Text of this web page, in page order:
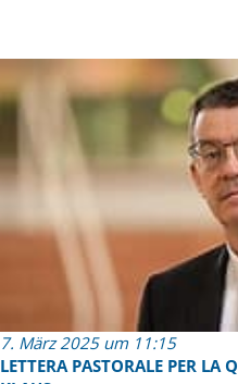
7. März 2025 um 11:15
LETTERA PASTORALE PER LA